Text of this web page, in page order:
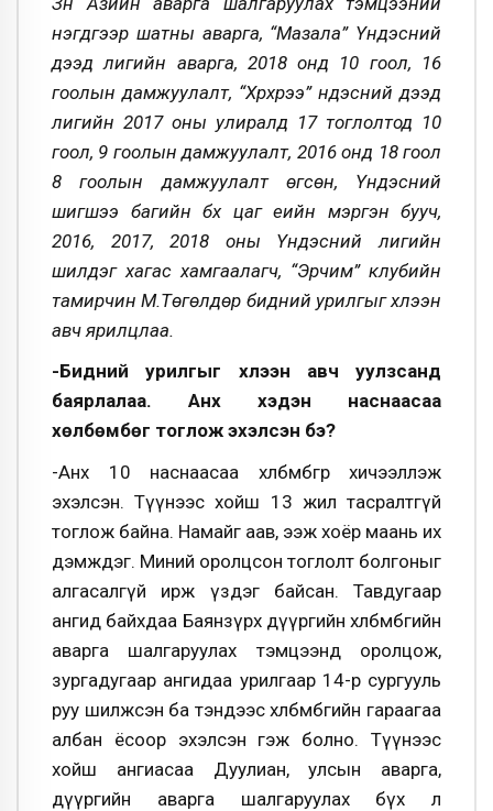
нэгдүгээр шатны аварга, “Мазала” Үндэсний
дээд лигийн аварга, 2018 онд 10 гоол, 16
гоолын дамжуулалт, “Хүрхрээ” үндэсний дээд
лигийн 2017 оны улиралд 17 тоглолтод 10
гоол, 9 гоолын дамжуулалт, 2016 онд 18 гоол
8 гоолын дамжуулалт өгсөн, Үндэсний
шигшээ багийн бүх цаг үеийн мэргэн бууч,
2016, 2017, 2018 оны Үндэсний лигийн
шилдэг хагас хамгаалагч, “Эрчим” клубийн
тамирчин М.Төгөлдөр бидний урилгыг хүлээн
авч ярилцлаа.
-Бидний урилгыг хүлээн авч уулзсанд
баярлалаа. Анх хэдэн наснаасаа
хөлбөмбөг тоглож эхэлсэн бэ?
-Анх 10 наснаасаа хөлбөмбөгөөр хичээллэж
эхэлсэн. Түүнээс хойш 13 жил тасралтгүй
тоглож байна. Намайг аав, ээж хоёр маань их
дэмждэг. Миний оролцсон тоглолт болгоныг
алгасалгүй ирж үздэг байсан. Тавдугаар
ангид байхдаа Баянзүрх дүүргийн хөлбөмбөгийн
аварга шалгаруулах тэмцээнд оролцож,
зургадугаар ангидаа урилгаар 14-р сургууль
руу шилжсэн ба тэндээс хөлбөмбөгийн гараагаа
албан ёсоор эхэлсэн гэж болно. Түүнээс
хойш ангиасаа Дуулиан, улсын аварга,
дүүргийн аварга шалгаруулах бүх л